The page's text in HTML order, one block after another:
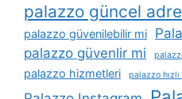
palazzo güncel
palazzo güvenilebilir mi
palazzo güvenlir mi
palazzo hizmetleri palazzo